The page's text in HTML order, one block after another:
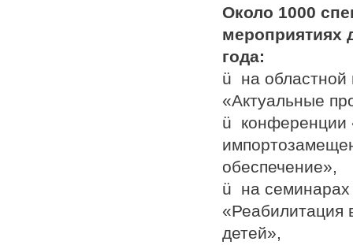
Около 1000 с
мероприятиях
года:
ü на областной
«Актуальные
ü конференции
обеспечение»,
ü на семинарах
«Реабилитация
детей»,